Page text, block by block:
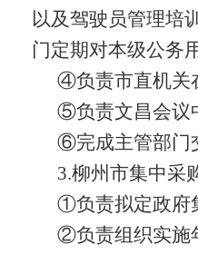
以及驾驶员管理培
门定期对本级公务
④负责市直机关
⑤负责文昌会议
⑥完成主管部门
3.柳州市集中采
①负责拟定政府
②负责组织实施